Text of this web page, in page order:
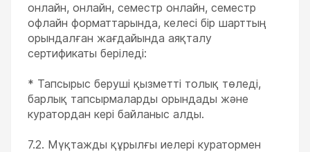
онлайн, онлайн, семестр онлайн, семестр
офлайн форматтарында, келесі бір шарттың
орындалған жағдайында аяқталу
сертификаты беріледі:
* Тапсырыс беруші қызметті толық төледі,
барлық тапсырмаларды орындады және
куратордан кері байланыс алды.
7.2. Мүқтажды құрылғы иелері куратормен